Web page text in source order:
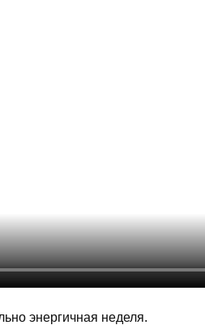
энергичная неделя.